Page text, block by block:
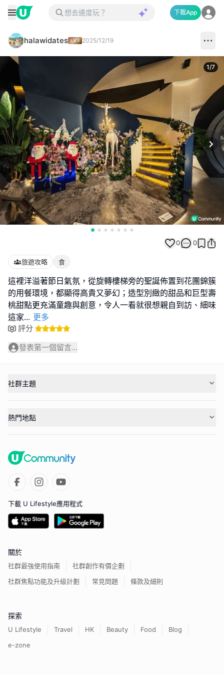
下載App
halawidates 2025/12/19
1/7
0 0
旅遊攻略 食
這裡洋溢著節日氣氛，從旋轉樓梯旁的聖誕佈置到花團錦簇
的用餐環境，都顯得高貴又夢幻；造型別緻的甜品和巨型壽
桃甜點更充滿童趣與創意，令人一看就很想親自到訪、細味
這家... 更多
評分
發表第一個留言...
社群主題
熱門地點
下載 U Lifestyle應用程式
關於
社群最強使用指南
社群創作有價企劃
社群焦點功能及升級計劃
常見問題 條款及細則
探索
U Lifestyle Travel HK Beauty Food
Blog
e-zone